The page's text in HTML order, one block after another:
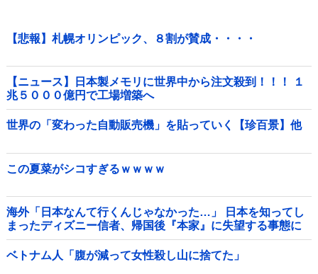
【悲報】札幌オリンピック、８割が賛成・・・・
【ニュース】日本製メモリに世界中から注文殺到！！！ １
兆５０００億円で工場増築へ
世界の「変わった自動販売機」を貼っていく【珍百景】他
この夏菜がシコすぎるｗｗｗｗ
海外「日本なんて行くんじゃなかった…」 日本を知ってし
まったディズニー信者、帰国後『本家』に失望する事態に
ベトナム人「腹が減って女性殺し山に捨てた」